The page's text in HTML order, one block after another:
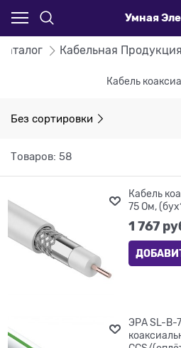
Умная
Каталог Кабельная Продукция
Кабель
Без сортировки
Товаров: 58
Кабель
75 Ом,
1 767
ЭРА SL-B-